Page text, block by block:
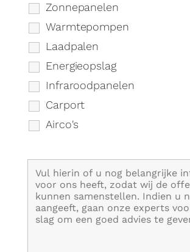
Zonnepanelen
Warmtepompen
Laadpalen
Energieopslag
Infraroodpanelen
Carport
Airco's